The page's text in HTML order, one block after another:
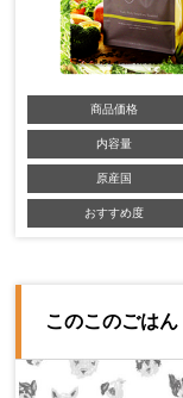
商品価格
内容量
原産国
おすすめ度
このこのごはん